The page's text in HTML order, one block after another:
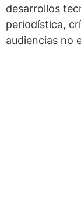
desarrollos
periodística,
audiencias no